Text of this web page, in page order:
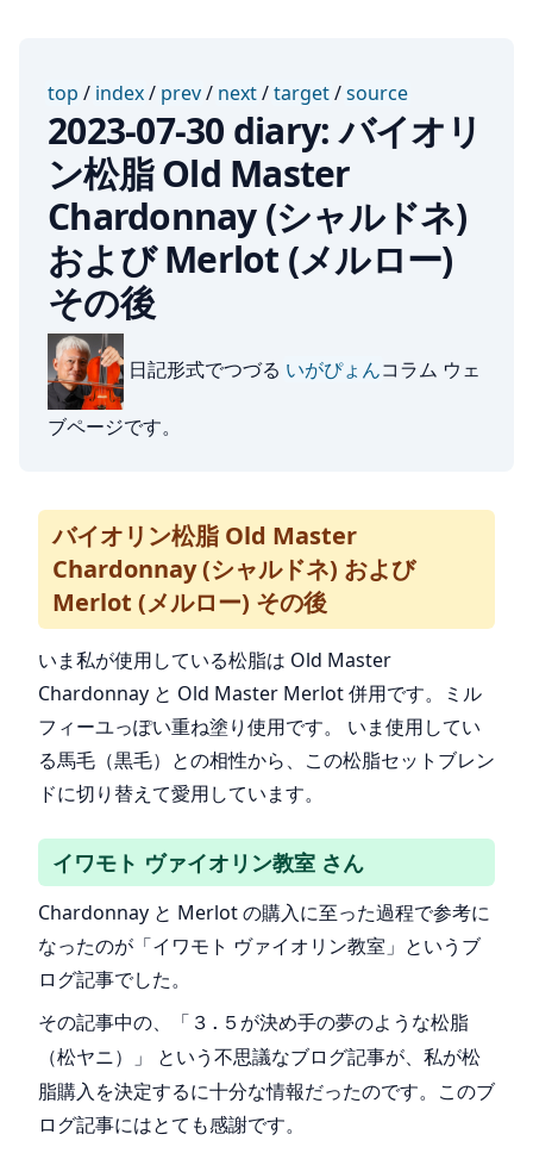
top / index/ prev/ next/target/source
2023-07-30 diary: バイオリ
ン松脂 Old Master
Chardonnay (シャルドネ)
および Merlot (メルロー)
その後
日記形式でつづる いがぴょんコラム ウェ
ブページです。
バイオリン松脂 Old Master
Chardonnay (シャルドネ) および
Merlot (メルロー) その後
いま私が使用している松脂は Old Master
Chardonnay と Old Master Merlot 併用です。ミル
フィーユっぽい重ね塗り使用です。 いま使用してい
る馬毛（黒毛）との相性から、この松脂セットブレン
ドに切り替えて愛用しています。
イワモト ヴァイオリン教室 さん
Chardonnay と Merlot の購入に至った過程で参考に
なったのが「イワモト ヴァイオリン教室」というブ
ログ記事でした。
その記事中の、
「３.５が決め手の夢のような松脂
（松ヤニ）」
という不思議なブログ記事が、私が松
脂購入を決定するに十分な情報だったのです。このブ
ログ記事にはとても感謝です。